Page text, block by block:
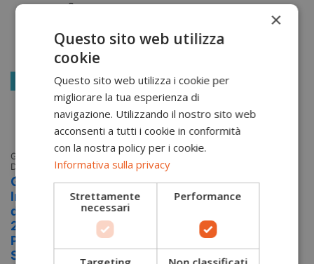
Aggiungi
Aggiungi
Gusci Tecnici
Donna
Guscio
Impermeabile
donna Puez
2.5L
Powertex
Salewa
119,00 €
140,00 €
×
Questo sito web utilizza
cookie
Questo sito web utilizza i cookie per
migliorare la tua esperienza di
navigazione. Utilizzando il nostro sito web
acconsenti a tutti i cookie in conformità
con la nostra policy per i cookie.
Informativa sulla privacy
Strettamente
necessari
Performance